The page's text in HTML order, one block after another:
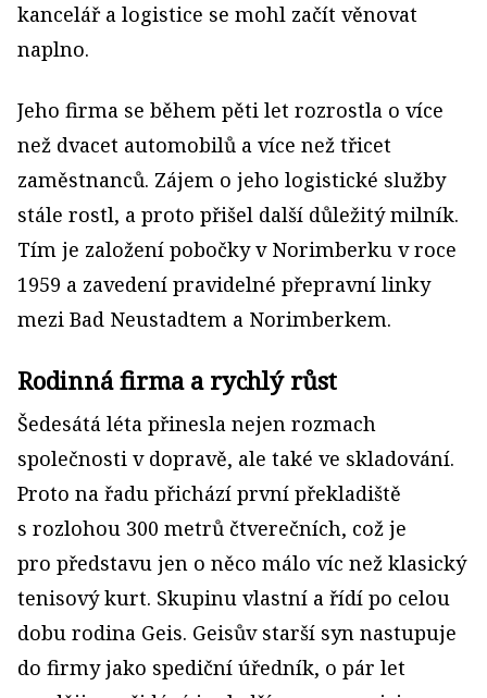
kancelář a logistice se mohl začít věnovat
naplno.
Jeho firma se během pěti let rozrostla o více
než dvacet automobilů a více než třicet
zaměstnanců. Zájem o jeho logistické služby
stále rostl, a proto přišel další důležitý milník.
Tím je založení pobočky v Norimberku v roce
1959 a zavedení pravidelné přepravní linky
mezi Bad Neustadtem a Norimberkem.
Rodinná firma a rychlý růst
Šedesátá léta přinesla nejen rozmach
společnosti v dopravě, ale také ve skladování.
Proto na řadu přichází první překladiště
s rozlohou 300 metrů čtverečních, což je
pro představu jen o něco málo víc než klasický
tenisový kurt. Skupinu vlastní a řídí po celou
dobu rodina Geis. Geisův starší syn nastupuje
do firmy jako spediční úředník, o pár let